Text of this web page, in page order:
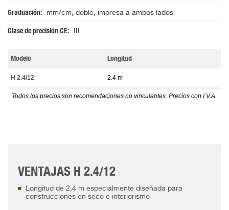
Graduación mm/cm, doble, impresa a ambos lados
Clase de precisión CE
Modelo Longitud
H 2.4/12 2.4 m
Todos los precios son recomendaciones no vinculantes. Precios con I.V.A.
VENTAJAS H 2.4/12
Longitud de 2,4 m especialmente diseñada para
construcciones en seco e interiorismo